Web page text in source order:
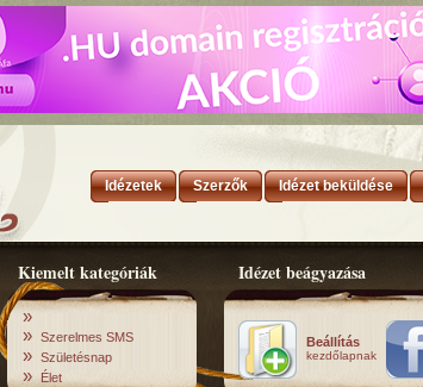
Idézetek Szerzők Idézet beküldése
Kiemelt kategóriák
»
» Szerelmes SMS
» Születésnap
» Élet
Idézet beágyazása
Beállítás
kezdőlapnak